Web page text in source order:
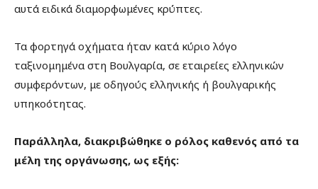
αυτά ειδικά διαμορφωμένες κρύπτες.
Τα φορτηγά οχήματα ήταν κατά κύριο λόγο
ταξινομημένα στη Βουλγαρία, σε εταιρείες ελληνικών
συμφερόντων, με οδηγούς ελληνικής ή βουλγαρικής
υπηκοότητας.
Παράλληλα, διακριβώθηκε ο ρόλος καθενός από τα
μέλη της οργάνωσης, ως εξής: